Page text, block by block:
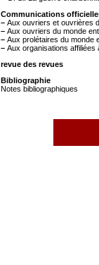
Communications
– Aux ouvriers et ouvrières
– Aux ouvriers du monde
– Aux prolétaires du monde
– Aux organisations affiliées
revue des revues
Bibliographie
Notes bibliographiques